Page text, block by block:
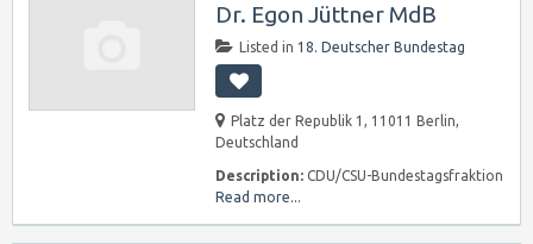
Dr. Egon Jüttner MdB
Listed in 18. Deutscher Bundestag
Platz der Republik 1, 11011 Berlin,
Deutschland
Description: CDU/CSU-Bundestagsfraktion
Read more...